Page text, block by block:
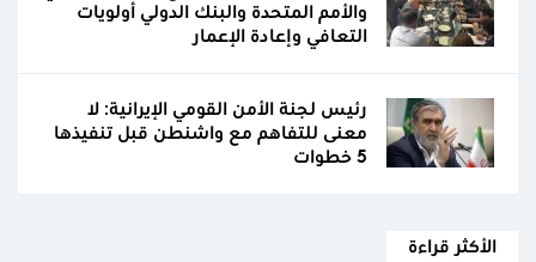
والأمم المتحدة والبنك الدولي أولويات
التعافي وإعادة الإعمار
رئيس لجنة الأمن القومي الإيرانية: لا
معنى للتفاهم مع واشنطن قبل تنفيذها
5 خطوات
الأكثر قراءة